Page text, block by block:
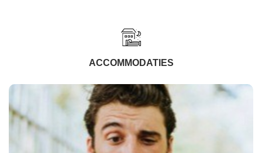
ACCOMMODATIES